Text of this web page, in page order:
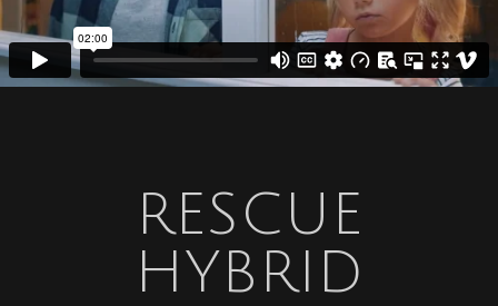
RESCUE
HYBRID